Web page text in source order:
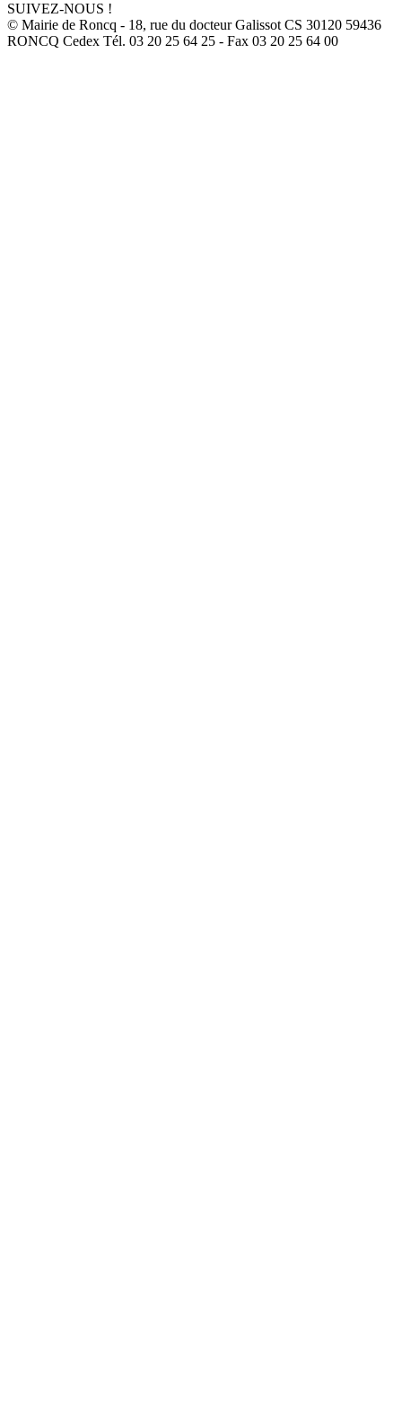
SUIVEZ-NOUS !
© Mairie de Roncq - 18, rue du docteur Galissot CS 30120 59436
RONCQ Cedex Tél. 03 20 25 64 25 - Fax 03 20 25 64 00